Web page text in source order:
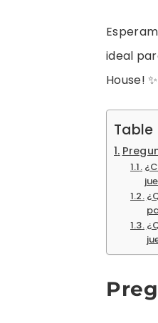
ideal
House! ✨